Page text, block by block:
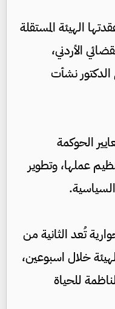
الهيئة المستقلة
الأردني،
نشأت
الحوكمة
عملها، وتطوير
السياسية.
تُعد الثانية من
خلال اسبوعين،
للحياة